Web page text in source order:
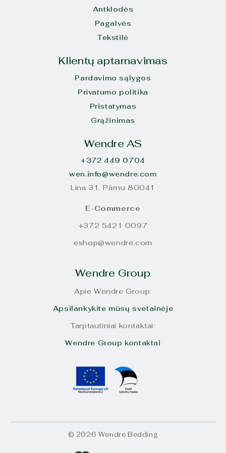
Antklodės
Pagalvės
Tekstilė
Klientų aptarnavimas
Pardavimo sąlygos
Privatumo politika
Pristatymas
Grąžinimas
Wendre AS
+372 449 0704
wen.info@wendre.com
Lina 31. Pärnu 80041
E-Commerce
+372 5421 0097
eshop@wendre.com
Wendre Group
Apie Wendre Group:
Apsilankykite mūsų svetainėje
Tarptautiniai kontaktai:
Wendre Group kontaktai
© 2026 Wendre Bedding